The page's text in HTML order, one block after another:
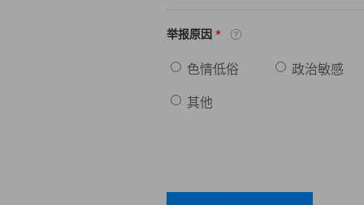
举报原因 *
色情低俗 政治敏感
其他